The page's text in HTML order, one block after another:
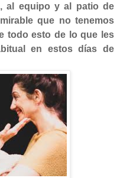
al equipo y al patio de
que no tenemos
todo esto de lo que les
en estos días de